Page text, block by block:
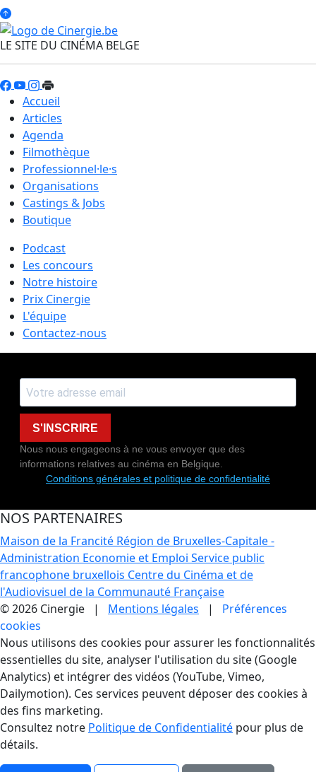
LE SITE DU CINÉMA BELGE
Accueil
Articles
Agenda
Filmothèque
Professionnel·le·s
Organisations
Castings & Jobs
Boutique
Podcast
Les concours
Notre histoire
Prix Cinergie
L'équipe
Contactez-nous
S'INSCRIRE
Nous nous engageons à ne vous envoyer que des
informations relatives au cinéma en Belgique.
Conditions générales et politique de confidentialité
NOS PARTENAIRES
Maison de la Francité Région de Bruxelles-Capitale -
Administration Economie et Emploi Service public
francophone bruxellois Centre du Cinéma et de
l'Audiovisuel de la Communauté Française
© 2026 Cinergie | Mentions légales | Préférences
cookies
Gestion des Cookies
Nous utilisons des cookies pour assurer les fonctionnalités
essentielles du site, analyser l'utilisation du site (Google
Analytics) et intégrer des vidéos (YouTube, Vimeo,
Dailymotion). Ces services peuvent déposer des cookies à
des fins marketing.
Consultez notre Politique de Confidentialité pour plus de
détails.